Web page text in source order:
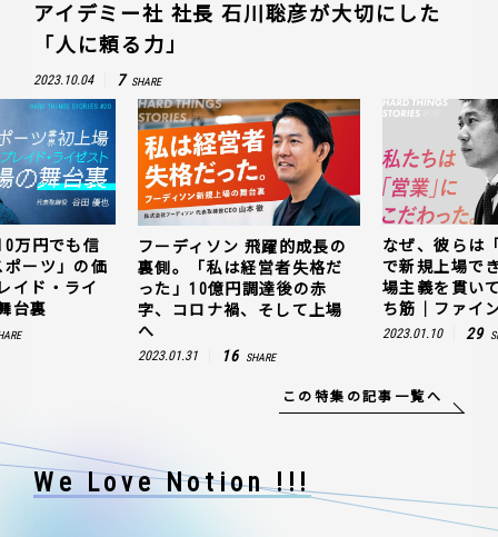
アイデミー社 社長 石川聡彦が大切にした
「人に頼る力」
2023.10.04 7 SHARE
万円でも信
ーツ」の価
イド・ライ
台裏
フーディソン 飛躍的成長の
裏側。「私は経営者失格だ
った」10億円調達後の赤
字、コロナ禍、そして上場
へ
2023.01.31 16 SHARE
なぜ、彼らは
で新規上場で
場主義を貫い
ち筋｜ファイ
2023.01.10 29
この特集の記事一覧へ
We Love Notion !!!